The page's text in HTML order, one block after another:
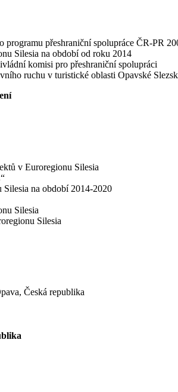
programu přeshraniční spolupráce ČR-PR
Silesia na období od roku 2014
komisi pro přeshraniční spolupráci
ruchu v turistické oblasti Opavské
v Euroregionu Silesia
Silesia na období 2014-2020
Silesia
Silesia
Česká republika